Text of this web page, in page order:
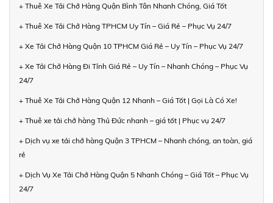
+ Thuê Xe Tải Chở Hàng Quận Bình Tân Nhanh Chóng, Giá Tốt
+ Thuê Xe Tải Chở Hàng TPHCM Uy Tín – Giá Rẻ – Phục Vụ 24/7
+ Xe Tải Chở Hàng Quận 10 TPHCM Giá Rẻ – Uy Tín – Phục Vụ 24/7
+ Xe Tải Chở Hàng Đi Tỉnh Giá Rẻ – Uy Tín – Nhanh Chóng – Phục Vụ
24/7
+ Thuê Xe Tải Chở Hàng Quận 12 Nhanh – Giá Tốt | Gọi Là Có Xe!
+ Thuê xe tải chở hàng Thủ Đức nhanh – giá tốt | Phục vụ 24/7
+ Dịch vụ xe tải chở hàng Quận 3 TPHCM – Nhanh chóng, an toàn, giá
rẻ
+ Dịch Vụ Xe Tải Chở Hàng Quận 5 Nhanh Chóng – Giá Tốt – Phục Vụ
24/7